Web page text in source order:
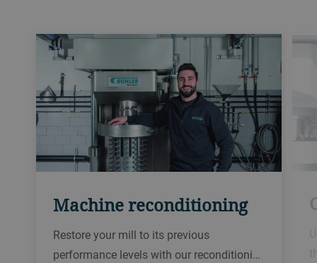
Machine reconditioning
Restore your mill to its previous
performance levels with our reconditioni…